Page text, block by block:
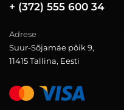
+ (372) 555 600 34
Adrese
Suur-Sõjamäe põik 9,
11415 Tallina, Eesti